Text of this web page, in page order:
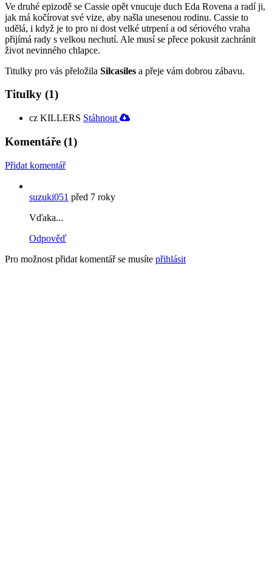
Ve druhé epizodě se Cassie opět vnucuje duch Eda Rovena a radí ji,
jak má kočírovat své vize, aby našla unesenou rodinu. Cassie to
udělá, i když je to pro ni dost velké utrpení a od sériového vraha
přijímá rady s velkou nechutí. Ale musí se přece pokusit zachránit
život nevinného chlapce.
Titulky pro vás přeložila Silcasiles a přeje vám dobrou zábavu.
Titulky (1)
cz KILLERS Stáhnout
Komentáře (1)
Přidat komentář
suzuki051 před 7 roky
Vďaka...
Odpověď
Pro možnost přidat komentář se musíte přihlásit